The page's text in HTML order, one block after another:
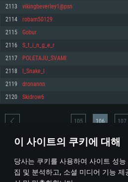
이 사이트의 쿠키에 대해
당사는 쿠키를 사용하여 사이트 성
집 및 분석하고, 소셜 미디어 기능 제
네트워크: 브로드밴드 인터넷
여유 저장 공간: 22.1 GB (최소 클라이언트)
권장 사양
570 혹은 그 이상
여유 저장 공간: 62.2 GB (전체 클라이언트)
네트워크: 브로드밴드 인터넷
여유 저장 공간: 22.1 GB (최소 클라이언트)
권장 사양
네트워크: 브로드밴드 인터넷
여유 저장 공간: 62.2 GB (전체 클라이언트)
네트워크: 브로드밴드 인터넷
여유 저장 공간: 22.1 GB (최소 클라이언트)
권장 사양
운영체제: Ubuntu 20.04 64bit
프로세서: Intel Core i7
메모리: 16 GB
그래픽 카드: Vulkan 을 지원하고, 최신 그래
1060 (6개월 미만) 혹은 그와 동급의 성능을
지원하는 AMD RX 570 (6개월 미만; 최소사
여유 저장 공간: 62.2 GB (전체 클라이언트)
2113 vikingbeverley1@psn
2114 robam50129
2115 Gobur
2116 S_t_i_n_g_e_r
2117 POLETAJU_SVAMI
2118 l_Snake_l
2119 dronannn
2120 Skidrow6
* 순위표는 매일 1회 갱신됩니다
105 106 107